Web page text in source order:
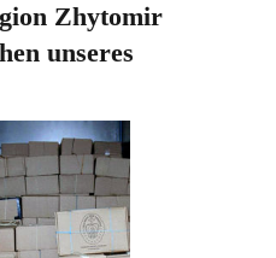
Zhytomir
unseres